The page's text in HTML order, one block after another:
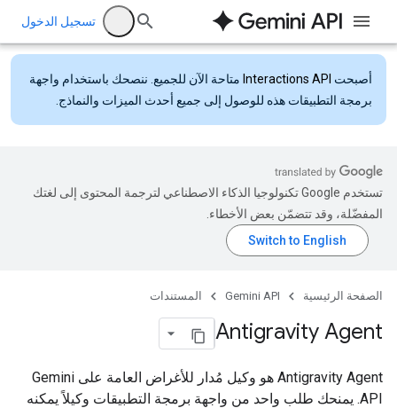
تسجيل الدخول
أصبحت Interactions API متاحة الآن للجميع. ننصحك باستخدام واجهة
برمجة التطبيقات هذه للوصول إلى جميع أحدث الميزات والنماذج.
تستخدم Google تكنولوجيا الذكاء الاصطناعي لترجمة المحتوى إلى لغتك
المفضّلة، وقد تتضمّن بعض الأخطاء.
الصفحة الرئيسية Gemini API المستندات
Antigravity Agent
‫Antigravity Agent هو وكيل مُدار للأغراض العامة على Gemini
API. يمنحك طلب واحد من واجهة برمجة التطبيقات وكيلاً يمكنه